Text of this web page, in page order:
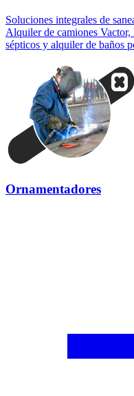
Soluciones integrales de
Alquiler de camiones Vactor,
sépticos y alquiler de baños
Ornamentadores